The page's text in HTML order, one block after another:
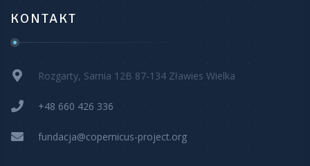
KONTAKT
Rozgarty, Sarnia 12B 87-134 Zławies Wielka
+48 660 426 336
fundacja@copernicus-project.org